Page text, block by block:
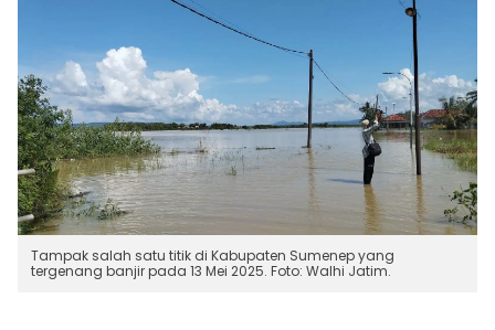
Tampak salah satu titik di Kabupaten Sumenep yang
tergenang banjir pada 13 Mei 2025. Foto: Walhi Jatim.